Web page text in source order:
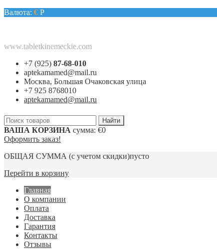
Валюта: € Р
www.tabletkinemeckie.com
+7 (925) 87-68-010
aptekamamed@mail.ru
Москва, Большая Очаковская улица
+7 925 8768010
aptekamamed@mail.ru
ВАША КОРЗИНА сумма: €0
Оформить заказ!
ОБЩАЯ СУММА (с учетом скидки)пусто
Перейти в корзину
Главная
О компании
Оплата
Доставка
Гарантия
Контакты
Отзывы